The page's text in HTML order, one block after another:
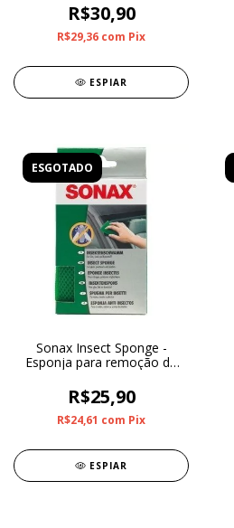
R$30,90
R$29,36 com Pix
ESPIAR
ESGOTADO
Sonax Insect Sponge -
Esponja para remoção de
R$25,90
R$24,61 com Pix
ESPIAR